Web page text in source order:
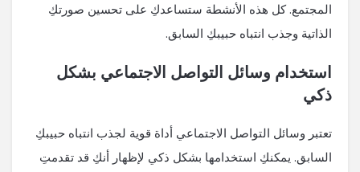
المجتمع. كل هذه الأنشطة ستساعدكِ على تحسين صورتكِ
الذاتية وجذب انتباه حبيبكِ السابق.
استخدام وسائل التواصل الاجتماعي بشكل
ذكي
تعتبر وسائل التواصل الاجتماعي أداة قوية لجذب انتباه حبيبكِ
السابق. يمكنكِ استخدامها بشكل ذكي لإظهار أنكِ قد تقدمتِ